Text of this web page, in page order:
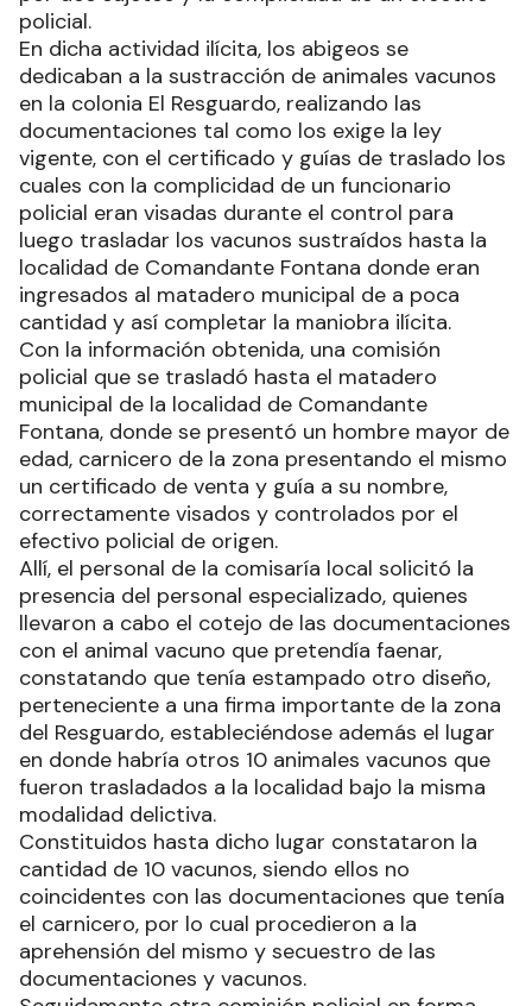
policial.
En dicha actividad ilícita, los abigeos se
dedicaban a la sustracción de animales vacunos
en la colonia El Resguardo, realizando las
documentaciones tal como los exige la ley
vigente, con el certificado y guías de traslado los
cuales con la complicidad de un funcionario
policial eran visadas durante el control para
luego trasladar los vacunos sustraídos hasta la
localidad de Comandante Fontana donde eran
ingresados al matadero municipal de a poca
cantidad y así completar la maniobra ilícita.
Con la información obtenida, una comisión
policial que se trasladó hasta el matadero
municipal de la localidad de Comandante
Fontana, donde se presentó un hombre mayor de
edad, carnicero de la zona presentando el mismo
un certificado de venta y guía a su nombre,
correctamente visados y controlados por el
efectivo policial de origen.
Allí, el personal de la comisaría local solicitó la
presencia del personal especializado, quienes
llevaron a cabo el cotejo de las documentaciones
con el animal vacuno que pretendía faenar,
constatando que tenía estampado otro diseño,
perteneciente a una firma importante de la zona
del Resguardo, estableciéndose además el lugar
en donde habría otros 10 animales vacunos que
fueron trasladados a la localidad bajo la misma
modalidad delictiva.
Constituidos hasta dicho lugar constataron la
cantidad de 10 vacunos, siendo ellos no
coincidentes con las documentaciones que tenía
el carnicero, por lo cual procedieron a la
aprehensión del mismo y secuestro de las
documentaciones y vacunos.